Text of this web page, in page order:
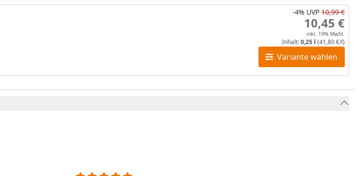
Variante wählen
-4% UVP 10,99 €
10,45 €
inkl. 19% MwSt.
Inhalt:0,25 l (41,80 €/l)